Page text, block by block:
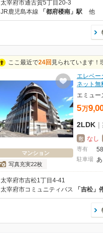
太宰府市通古賀5丁目20-3
JR鹿児島本線 「都府楼南」駅 他
ここ最近で24回 見られています！
マンション
写真充実22枚
エレベー
ネット
エミュー
5万
2LDK |
敷 なし
専有
駐車場
太宰府市吉松1丁目4-41
太宰府市コミュニティバス 「吉松」